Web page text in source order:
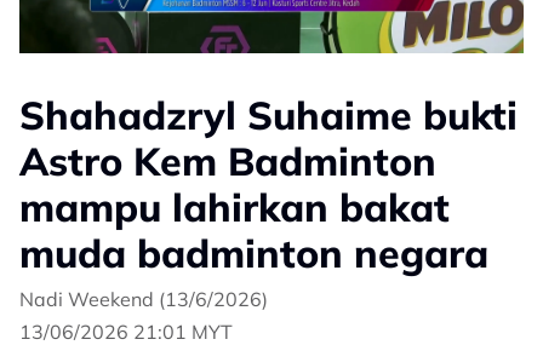
Shahadzryl Suhaime bukti
Astro Kem Badminton
mampu lahirkan bakat
muda badminton negara
Nadi Weekend (13/6/2026)
13/06/2026 21:01 MYT